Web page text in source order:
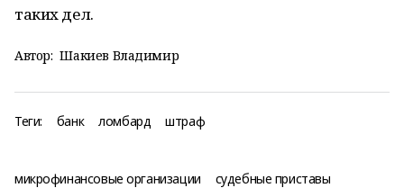
таких дел.
Автор: Шакиев Владимир
Теги: банк ломбард штраф
микрофинансовые организации судебные приставы